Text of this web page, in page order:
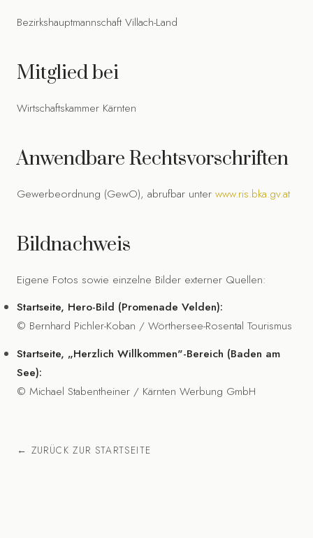
Bezirkshauptmannschaft Villach-Land
Mitglied bei
Wirtschaftskammer Kärnten
Anwendbare Rechtsvorschriften
Gewerbeordnung (GewO), abrufbar unter www.ris.bka.gv.at
Bildnachweis
Eigene Fotos sowie einzelne Bilder externer Quellen:
Startseite, Hero-Bild (Promenade Velden):
© Bernhard Pichler-Koban / Wörthersee-Rosental Tourismus
Startseite, „Herzlich Willkommen"-Bereich (Baden am
See):
© Michael Stabentheiner / Kärnten Werbung GmbH
← ZURÜCK ZUR STARTSEITE